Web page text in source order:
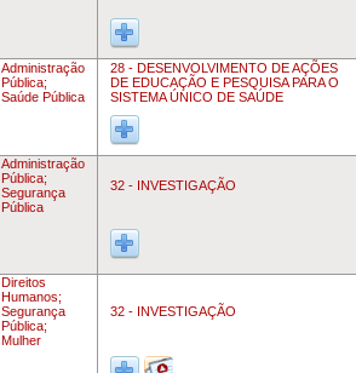
Administração
Pública;
Saúde Pública
28 - DESENVOLVIMENTO DE AÇÕES
DE EDUCAÇÃO E PESQUISA PARA O
SISTEMA ÚNICO DE SAÚDE
Administração
Pública;
Segurança
Pública
32 - INVESTIGAÇÃO
Direitos
Humanos;
Segurança
Pública;
Mulher
32 - INVESTIGAÇÃO